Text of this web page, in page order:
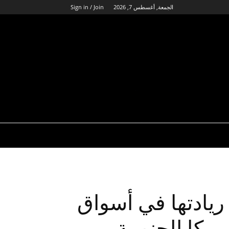
الجمعة, أغسطس 7, 2026 Sign in / Join
في أسواق